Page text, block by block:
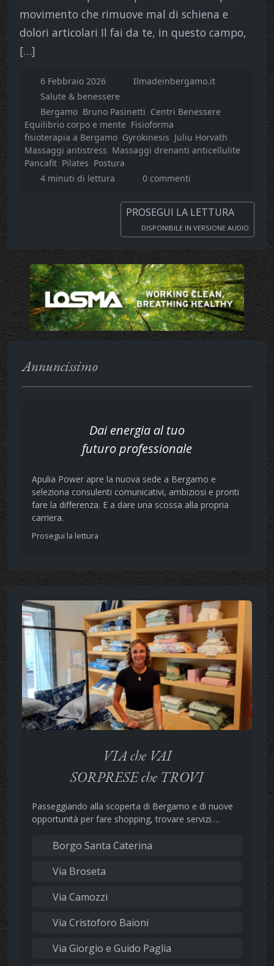
movimento che rimuove mal di schiena e
dolori articolari Il fai da te, in questo campo,
[…]
6 Febbraio 2026
Ilmadeinbergamo.it
Salute & benessere
Bergamo Bruno Pasinetti Centri Benessere
Equilibrio corpo e mente Fisioforma
fisioterapia a Bergamo Gyrokinesis Juliu Horvath
Massaggi antistress Massaggi drenanti anticellulite
Pancafit Pilates Postura
4 minuti di lettura
0 commenti
PROSEGUI LA LETTURA
DISPONIBILE IN VERSIONE AUDIO
Annuncissimo
Dai energia al tuo
futuro professionale
Apulia Power apre la nuova sede a Bergamo e
seleziona consulenti comunicativi, ambiziosi e pronti
fare la differenza. E a dare una scossa alla propria
carriera.
Prosegui la lettura
VIA che VAI
SORPRESE che TROVI
Passeggiando alla scoperta di Bergamo e di nuove
opportunità per fare shopping, trovare servizi….
Borgo Santa Caterina
Via Broseta
Via Camozzi
Via Cristoforo Baioni
Via Giorgio e Guido Paglia